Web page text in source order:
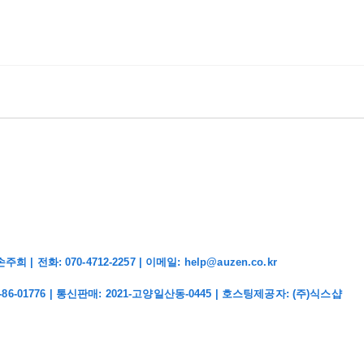
주희 | 전화: 070-4712-2257 | 이메일: help@auzen.co.kr
01776 | 통신판매: 2021-고양일산동-0445 | 호스팅제공자: (주)식스샵